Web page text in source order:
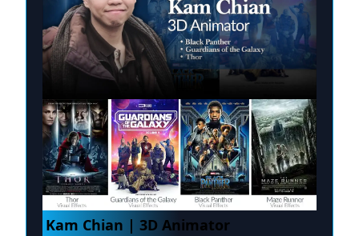
Kam Chian | 3D Animator